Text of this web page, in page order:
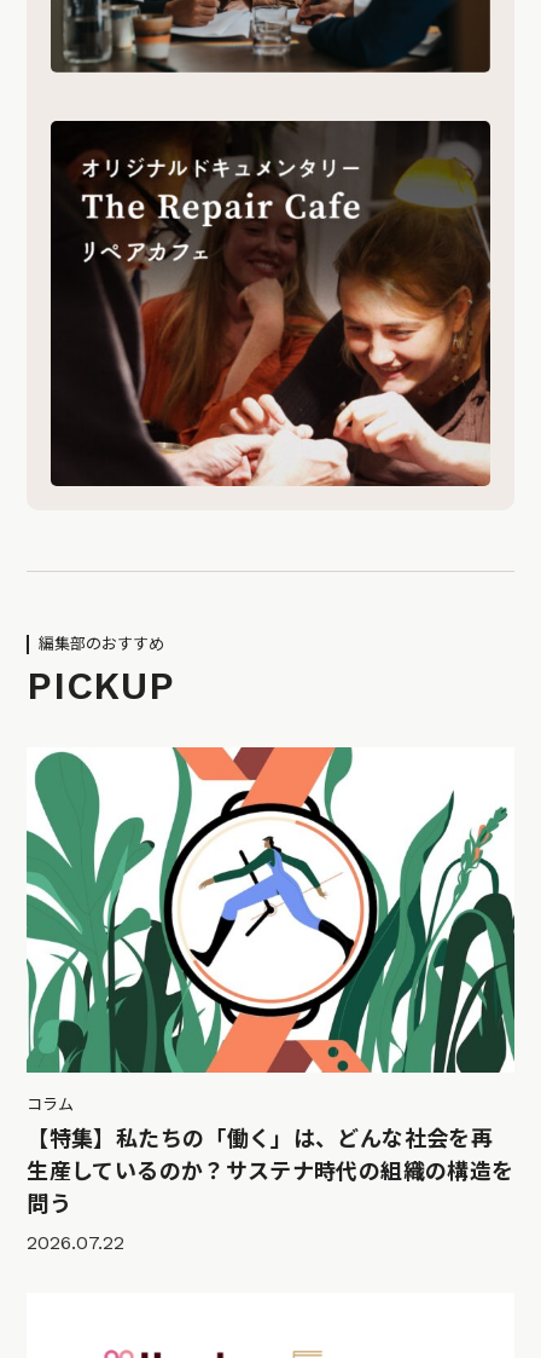
編集部のおすすめ
PICKUP
コラム
【特集】私たちの「働く」は、どんな社会を再
生産しているのか？サステナ時代の組織の構造を
問う
2026.07.22